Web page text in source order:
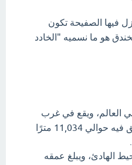
فيها الصفيحة تكون
هو ما نسميه "الخادد
العالم، ويقع في غرب
المحيط الهادئ. يبلغ أقصى عمق فيه حوالي 11,034 مترًا
الهادئ، ويبلغ عمقه